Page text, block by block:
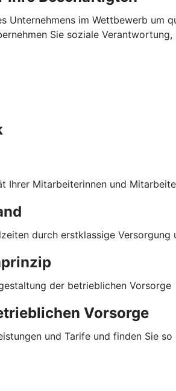
Unternehmens im Wettbewerb
Sie soziale
Ihrer Mitarbeiterinnen und
durch erstklassige Versorgung
der betrieblichen Vorsorge
Vorsorge
und Tarife und finden Sie